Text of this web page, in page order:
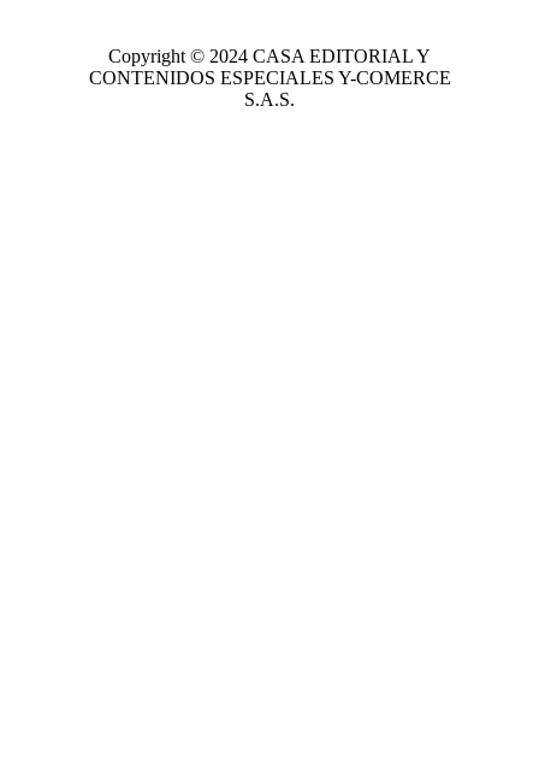
Copyright © 2024 CASA EDITORIALY
CONTENIDOS ESPECIALES Y-COMERCE
S.A.S.